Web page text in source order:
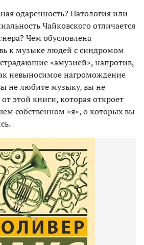
одаренность? Патология или
Чайковского отличается
Чем обусловлена
к музыке людей с синдромом
«амузией», напротив,
невыносимое нагромождение
не любите музыку, вы не
этой книги, которая откроет
собственном «я», о которых вы